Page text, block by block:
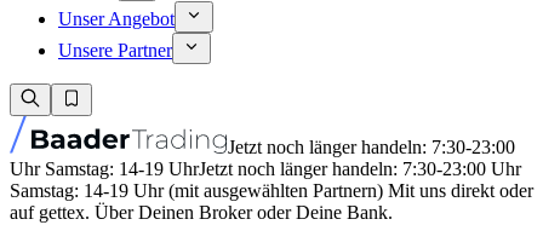
Unser Angebot
Unsere Partner
Jetzt noch länger handeln: 7:30-23:00
Uhr Samstag: 14-19 UhrJetzt noch länger handeln: 7:30-23:00 Uhr
Samstag: 14-19 Uhr (mit ausgewählten Partnern) Mit uns direkt oder
auf gettex. Über Deinen Broker oder Deine Bank.